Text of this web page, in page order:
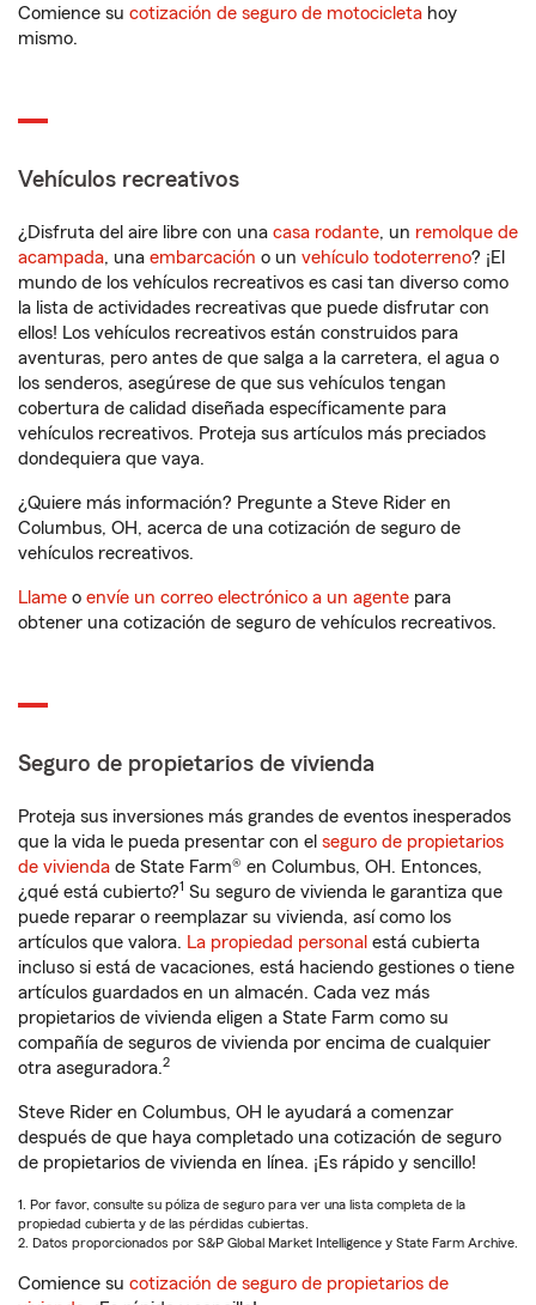
Comience su cotización de seguro de motocicleta hoy
mismo.
Vehículos recreativos
¿Disfruta del aire libre con una casa rodante, un remolque de
acampada, una embarcación o un vehículo todoterreno? ¡El
mundo de los vehículos recreativos es casi tan diverso como
la lista de actividades recreativas que puede disfrutar con
ellos! Los vehículos recreativos están construidos para
aventuras, pero antes de que salga a la carretera, el agua o
los senderos, asegúrese de que sus vehículos tengan
cobertura de calidad diseñada específicamente para
vehículos recreativos. Proteja sus artículos más preciados
dondequiera que vaya.
¿Quiere más información? Pregunte a Steve Rider en
Columbus, OH, acerca de una cotización de seguro de
vehículos recreativos.
Llame o envíe un correo electrónico a un agente para
obtener una cotización de seguro de vehículos recreativos.
Seguro de propietarios de vivienda
Proteja sus inversiones más grandes de eventos inesperados
que la vida le pueda presentar con el seguro de propietarios
de vivienda de State Farm® en Columbus, OH. Entonces,
¿qué está cubierto?1 Su seguro de vivienda le garantiza que
puede reparar o reemplazar su vivienda, así como los
artículos que valora. La propiedad personal está cubierta
incluso si está de vacaciones, está haciendo gestiones o tiene
artículos guardados en un almacén. Cada vez más
propietarios de vivienda eligen a State Farm como su
compañía de seguros de vivienda por encima de cualquier
otra aseguradora.2
Steve Rider en Columbus, OH le ayudará a comenzar
después de que haya completado una cotización de seguro
de propietarios de vivienda en línea. ¡Es rápido y sencillo!
1. Por favor, consulte su póliza de seguro para ver una lista completa de la
propiedad cubierta y de las pérdidas cubiertas.
2. Datos proporcionados por S&P Global Market Intelligence y State Farm Archive.
Comience su cotización de seguro de propietarios de